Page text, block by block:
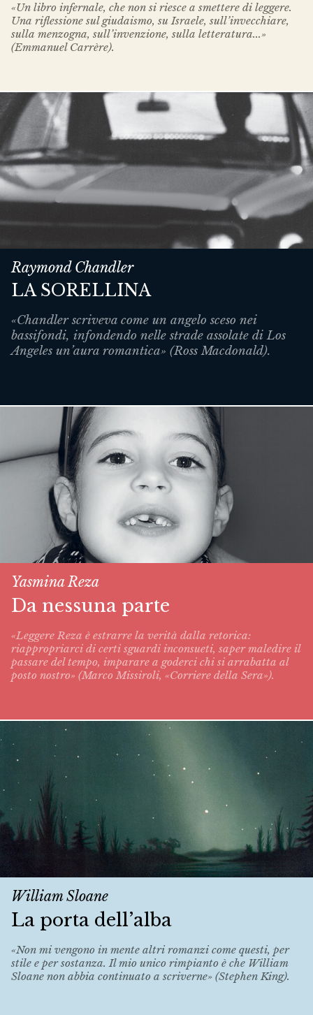
«Un libro infernale, che non si riesce a smettere di leggere.
Una riflessione sul giudaismo, su Israele, sull’invecchiare,
sulla menzogna, sull’invenzione, sulla letteratura...»
(Emmanuel Carrère).
Raymond Chandler
LA SORELLINA
«Chandler scriveva come un angelo sceso nei
bassifondi, infondendo nelle strade assolate di Los
Angeles un’aura romantica» (Ross Macdonald).
Yasmina Reza
Da nessuna parte
«Leggere Reza è estrarre la verità dalla retorica:
riappropriarci di certi sguardi inconsueti, saper maledire il
passare del tempo, imparare a goderci chi si arrabatta al
posto nostro» (Marco Missiroli, «Corriere della Sera»).
William Sloane
La porta dell’alba
«Non mi vengono in mente altri romanzi come questi, per
stile e per sostanza. Il mio unico rimpianto è che William
Sloane non abbia continuato a scriverne» (Stephen King).